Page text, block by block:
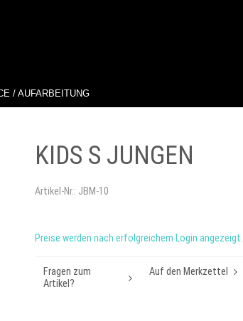
/ AUFARBEITUNG
KIDS S JUNGEN
Artikel-Nr.: JBM-10
Preise werden nach erfolgreichem Login angezeigt.
Fragen zum
Artikel?
Auf den Merkzettel